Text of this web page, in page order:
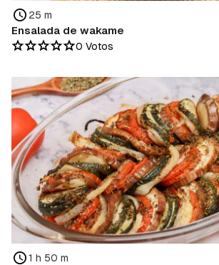
25 m
Ensalada de wakame
0 Votos
1 h 50 m